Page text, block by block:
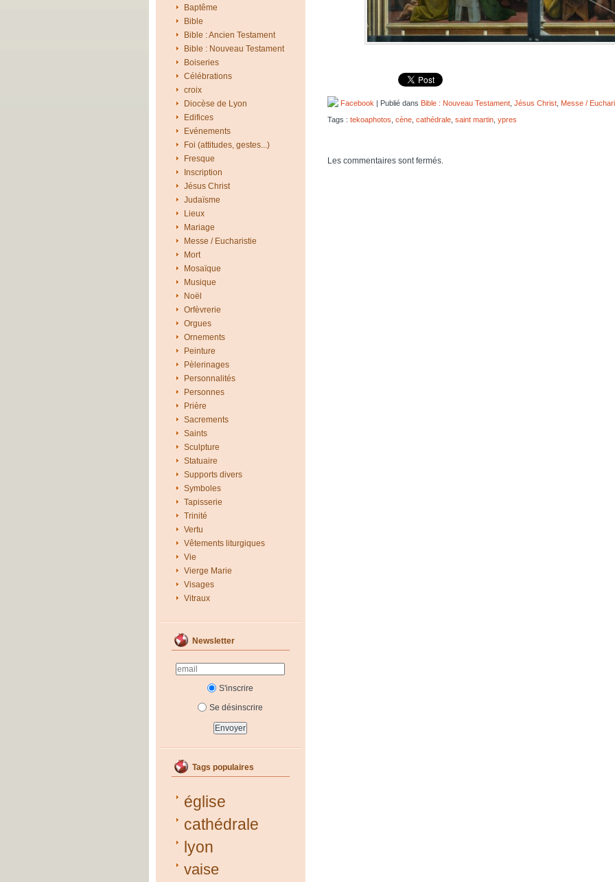
Baptême
Bible
Bible : Ancien Testament
Bible : Nouveau Testament
Boiseries
Célébrations
croix
Diocèse de Lyon
Edifices
Evénements
Foi (attitudes, gestes...)
Fresque
Inscription
Jésus Christ
Judaïsme
Lieux
Mariage
Messe / Eucharistie
Mort
Mosaïque
Musique
Noël
Orfèvrerie
Orgues
Ornements
Peinture
Pèlerinages
Personnalités
Personnes
Prière
Sacrements
Saints
Sculpture
Statuaire
Supports divers
Symboles
Tapisserie
Trinité
Vertu
Vêtements liturgiques
Vie
Vierge Marie
Visages
Vitraux
Newsletter
S'inscrire
Se désinscrire
Tags populaires
église
cathédrale
lyon
vaise
Facebook | Publié dans Bible : Nouveau Testament, Jésus Christ, Messe /
Tags : tekoaphotos cène, cathédrale, saint martin, ypres
Les commentaires sont fermés.